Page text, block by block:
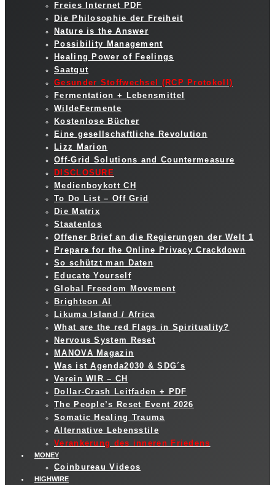
Freies Internet PDF
Die Philosophie der Freiheit
Nature is the Answer
Possibility Management
Healing Power of Feelings
Saatgut
Gesunder Stoffwechsel (RCP Protokoll)
Fermentation + Lebensmittel
WildeFermente
Kostenlose Bücher
Eine gesellschaftliche Revolution
Lizz Marion
Off-Grid Solutions and Countermeasure
DISCLOSURE
Medienboykott CH
To Do List – Off Grid
Die Matrix
Staatenlos
Offener Brief an die Regierungen der Welt 1
Prepare for the Online Privacy Crackdown
So schützt man Daten
Educate Yourself
Global Freedom Movement
Brighteon AI
Likuma Island / Africa
What are the red Flags in Spirituality?
Nervous System Reset
MANOVA Magazin
Was ist Agenda2030 & SDG´s
Verein WIR – CH
Dollar-Crash Leitfaden + PDF
The People’s Reset Event 2026
Somatic Healing Trauma
Alternative Lebensstile
Verankerung des inneren Friedens
MONEY
Coinbureau Videos
HIGHWIRE